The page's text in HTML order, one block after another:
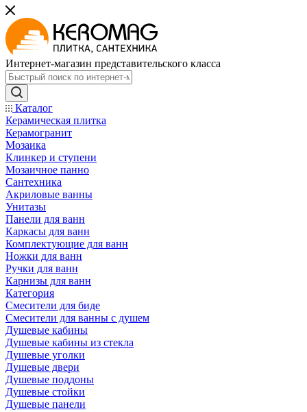
Интернет-магазин представительского класса
Каталог
Керамическая плитка
Керамогранит
Мозаика
Клинкер и ступени
Мозаичное панно
Сантехника
Акриловые ванны
Унитазы
Панели для ванн
Каркасы для ванн
Комплектующие для ванн
Ножки для ванн
Ручки для ванн
Карнизы для ванн
Категория
Смесители для биде
Смесители для ванны с душем
Душевые кабины
Душевые кабины из стекла
Душевые уголки
Душевые двери
Душевые поддоны
Душевые стойки
Душевые панели